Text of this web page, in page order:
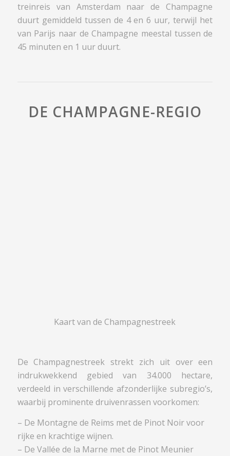
treinreis van Amsterdam naar de Champagne
duurt gemiddeld tussen de 4 en 6 uur, terwijl het
van Parijs naar de Champagne meestal tussen de
45 minuten en 1 uur duurt.
DE CHAMPAGNE-REGIO
Kaart van de Champagnestreek
De Champagnestreek strekt zich uit over een
indrukwekkend gebied van 34.000 hectare,
verdeeld in verschillende afzonderlijke subregio’s,
waarbij prominente druivenrassen voorkomen:
– De Montagne de Reims met de Pinot Noir voor
rijke en krachtige wijnen.
– De Vallée de la Marne met de Pinot Meunier